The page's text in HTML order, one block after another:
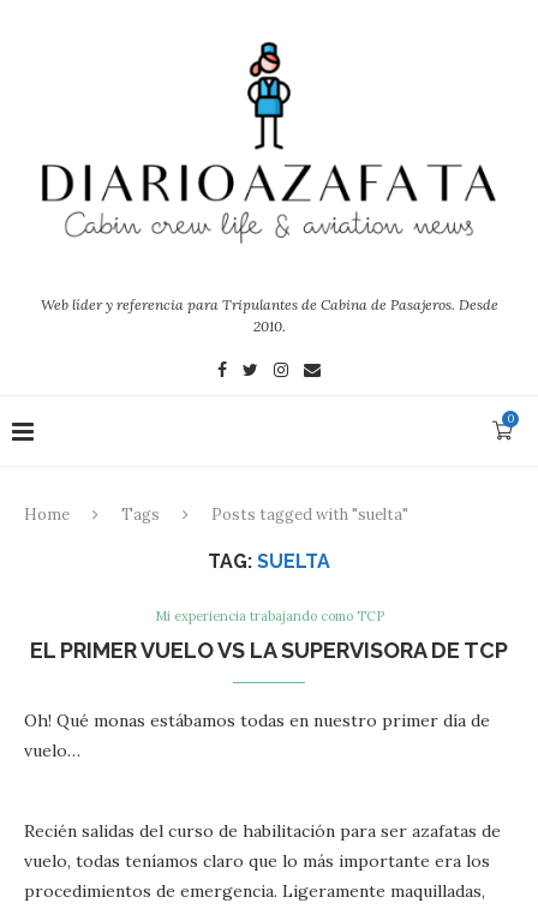
Web líder y referencia para Tripulantes de Cabina de Pasajeros. Desde
2010.
0
Home Tags Posts tagged with "suelta"
TAG: SUELTA
Mi experiencia trabajando como TCP
EL PRIMER VUELO VS LA SUPERVISORA DE TCP
Oh! Qué monas estábamos todas en nuestro primer día de
vuelo…
Recién salidas del curso de habilitación para ser azafatas de
vuelo, todas teníamos claro que lo más importante era los
procedimientos de emergencia. Ligeramente maquilladas,